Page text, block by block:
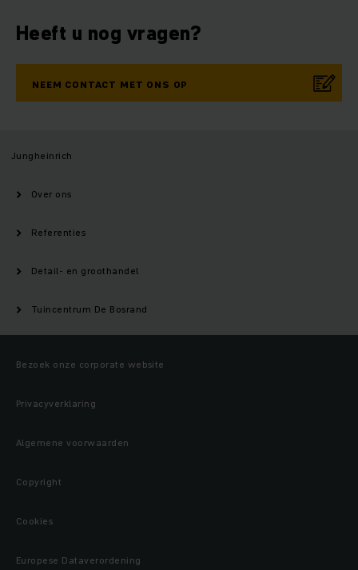
Heeft u nog vragen?
NEEM CONTACT MET ONS OP
Jungheinrich
Over ons
Referenties
Detail- en groothandel
Tuincentrum De Bosrand
Bezoek onze corporate website
Privacyverklaring
Algemene voorwaarden
Copyright
Cookies
Europese Dataverordening